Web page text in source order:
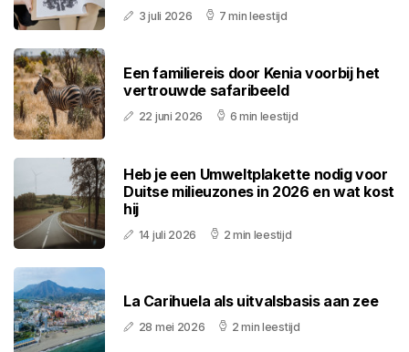
3 juli 2026 7 min leestijd
Een familiereis door Kenia voorbij het
vertrouwde safaribeeld
22 juni 2026 6 min leestijd
Heb je een Umweltplakette nodig voor
Duitse milieuzones in 2026 en wat kost
hij
14 juli 2026 2 min leestijd
La Carihuela als uitvalsbasis aan zee
28 mei 2026 2 min leestijd